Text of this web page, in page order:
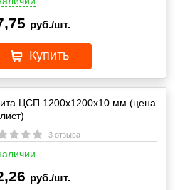
руб./шт.
Купить
ЦСП 1200х1200х10 мм (цена
3 отзыва
руб./шт.